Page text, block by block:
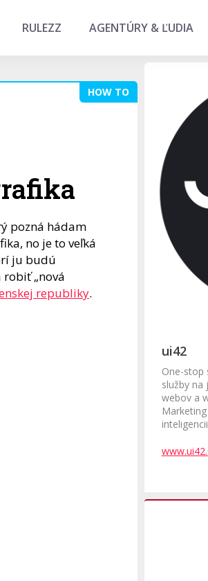
RULEZZ AGENTÚRY & ĽUDIA
HOW TO
pozná hádam
no je to veľká
ju budú
robiť „nová
republiky.
ui42
One-stop
služby na
webov a
inteligencii